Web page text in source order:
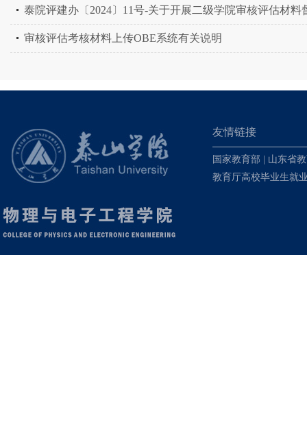
泰院评建办〔2024〕11号-关于开展二级学院审核评估材料
审核评估考核材料上传OBE系统有关说明
友情链接
国家教育部
山东省
教育厅高校毕业生就